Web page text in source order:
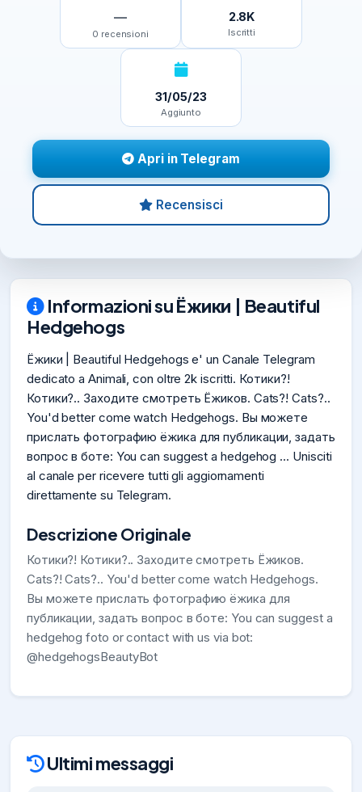
—
0 recensioni
2.8K
Iscritti
31/05/23
Aggiunto
Apri in Telegram
Recensisci
Informazioni su Ёжики | Beautiful
Hedgehogs
Ёжики | Beautiful Hedgehogs e' un Canale Telegram
dedicato a Animali, con oltre 2k iscritti. Котики?!
Котики?.. Заходите смотреть Ёжиков. Cats?! Cats?..
You'd better come watch Hedgehogs. Вы можете
прислать фотографию ёжика для публикации, задать
вопрос в боте: You can suggest a hedgehog ... Unisciti
al canale per ricevere tutti gli aggiornamenti
direttamente su Telegram.
Descrizione Originale
Котики?! Котики?.. Заходите смотреть Ёжиков.
Cats?! Cats?.. You'd better come watch Hedgehogs.
Вы можете прислать фотографию ёжика для
публикации, задать вопрос в боте: You can suggest a
hedgehog foto or contact with us via bot:
@hedgehogsBeautyBot
Ultimi messaggi